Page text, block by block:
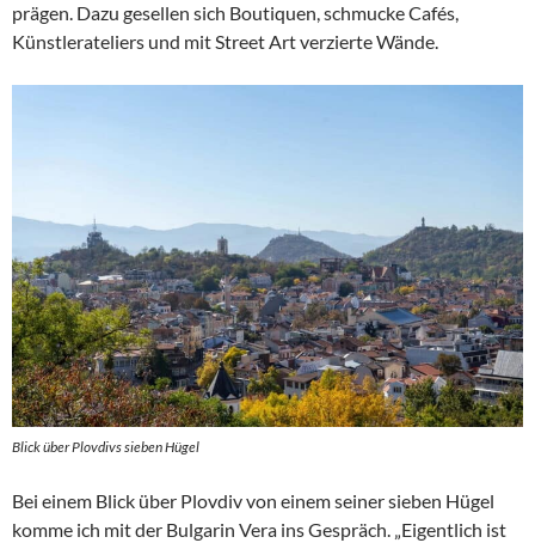
prägen. Dazu gesellen sich Boutiquen, schmucke Cafés,
Künstlerateliers und mit Street Art verzierte Wände.
Blick über Plovdivs sieben Hügel
Bei einem Blick über Plovdiv von einem seiner sieben Hügel
komme ich mit der Bulgarin Vera ins Gespräch. „Eigentlich ist